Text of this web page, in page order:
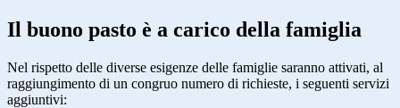
Il buono pasto è a carico della famiglia
Nel rispetto delle diverse esigenze delle famiglie saranno attivati, al
raggiungimento di un congruo numero di richieste, i seguenti servizi
aggiuntivi: